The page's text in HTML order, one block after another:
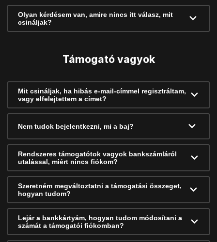
Olyan kérdésem van, amire nincs itt válasz, mit
csináljak?
Támogató vagyok
Mit csináljak, ha hibás e-mail-címmel regisztráltam,
vagy elfelejtettem a címet?
Nem tudok bejelentkezni, mi a baj?
Rendszeres támogatótok vagyok bankszámláról
utalással, miért nincs fiókom?
Szeretném megváltoztatni a támogatási összeget,
hogyan tudom?
Lejár a bankkártyám, hogyan tudom módosítani a
számát a támogatói fiókomban?